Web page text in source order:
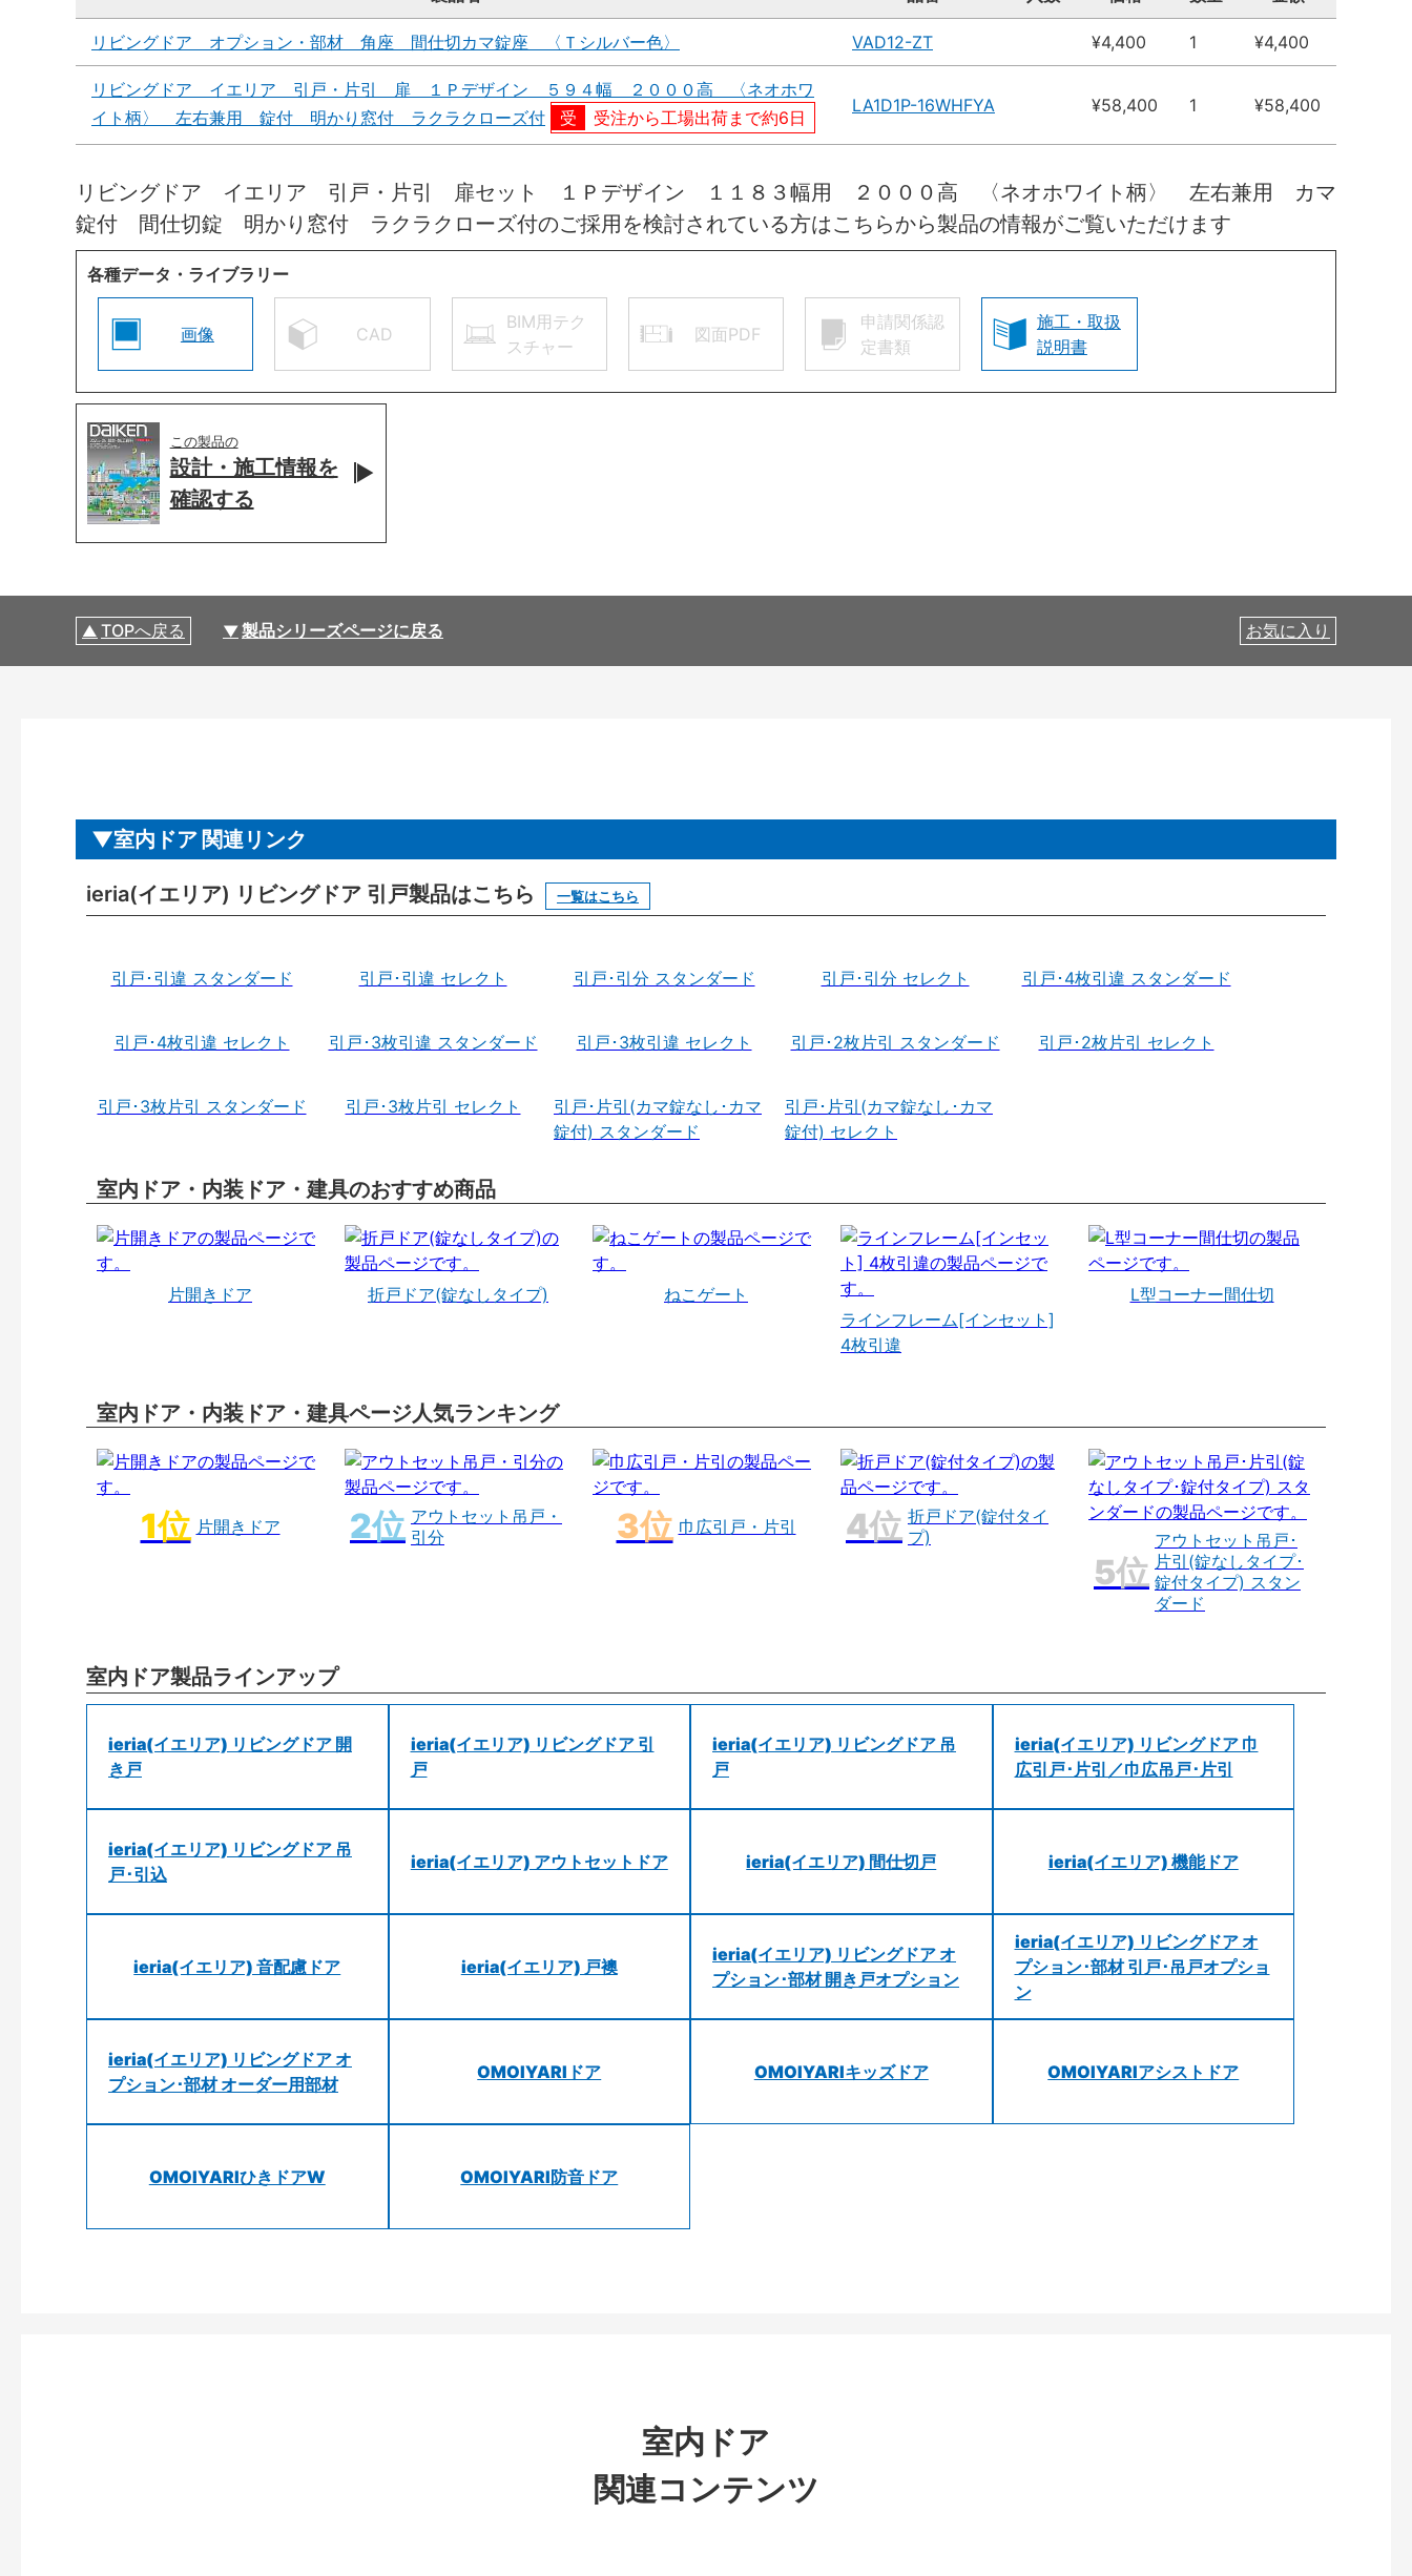
リビングドア オプション・部材 角座 間仕切カマ錠座 〈Ｔシルバー色〉 VAD12-ZT ¥4,400 1 ¥4,400
リビングドア イエリア 引戸・片引 扉 １Ｐデザイン ５９４幅 ２０００高 〈ネオホワ
イト柄〉 左右兼用 錠付 明かり窓付 ラクラクローズ付
受注から工場出荷まで約6日
LA1D1P-16WHFYA ¥58,400 1 ¥58,400
リビングドア イエリア 引戸・片引 扉セット １Ｐデザイン １１８３幅用 ２０００高 〈ネオホワイト柄〉 左右兼用 カマ
錠付 間仕切錠 明かり窓付 ラクラクローズ付のご採用を検討されている方はこちらから製品の情報がご覧いただけます
各種データ・ライブラリー
画像 CAD
BIM用テク
スチャー
図面PDF
申請関係認
定書類
施工・取扱
説明書
この製品の
設計・施工情報を
確認する
TOPへ戻る 製品シリーズページに戻る お気に入り
室内ドア 関連リンク
ieria(イエリア) リビングドア 引戸製品はこちら 一覧はこちら
引戸･引違 スタンダード 引戸･引違 セレクト 引戸･引分 スタンダード 引戸･引分 セレクト 引戸･4枚引違 スタンダード
引戸･4枚引違 セレクト 引戸･3枚引違 スタンダード 引戸･3枚引違 セレクト 引戸･2枚片引 スタンダード 引戸･2枚片引 セレクト
引戸･3枚片引 スタンダード 引戸･3枚片引 セレクト
引戸･片引(カマ錠なし･カマ
錠付) スタンダード
引戸･片引(カマ錠なし･カマ
錠付) セレクト
室内ドア・内装ドア・建具のおすすめ商品
片開きドア 折戸ドア(錠なしタイプ)
ねこゲート
ラインフレーム[インセット]
4枚引違
L型コーナー間仕切
室内ドア・内装ドア・建具ページ人気ランキング
片開きドア
アウトセット吊戸・
引分
巾広引戸・片引
折戸ドア(錠付タイ
プ)
アウトセット吊戸･
片引(錠なしタイプ･
錠付タイプ) スタン
ダード
室内ドア製品ラインアップ
ieria(イエリア) リビングドア 開
き戸
ieria(イエリア) リビングドア 引
戸
ieria(イエリア) リビングドア 吊
戸
ieria(イエリア) リビングドア 巾
広引戸･片引／巾広吊戸･片引
ieria(イエリア) リビングドア 吊
戸･引込
ieria(イエリア) アウトセットドア ieria(イエリア) 間仕切戸 ieria(イエリア) 機能ドア
ieria(イエリア) 音配慮ドア ieria(イエリア) 戸襖
ieria(イエリア) リビングドア オ
プション･部材 開き戸オプション
ieria(イエリア) リビングドア オ
プション･部材 引戸･吊戸オプショ
ン
ieria(イエリア) リビングドア オ
プション･部材 オーダー用部材
OMOIYARIドア OMOIYARIキッズドア OMOIYARIアシストドア
OMOIYARIひきドアW OMOIYARI防音ドア
室内ドア
関連コンテンツ